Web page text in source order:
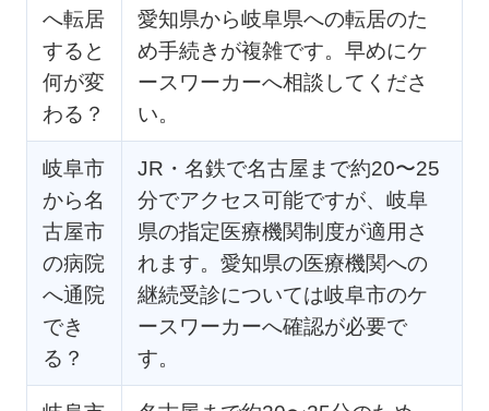
へ転居
すると
何が変
わる？
愛知県から岐阜県への転居のた
め手続きが複雑です。早めにケ
ースワーカーへ相談してくださ
い。
岐阜市
から名
古屋市
の病院
へ通院
でき
る？
JR・名鉄で名古屋まで約20〜25
分でアクセス可能ですが、岐阜
県の指定医療機関制度が適用さ
れます。愛知県の医療機関への
継続受診については岐阜市のケ
ースワーカーへ確認が必要で
す。